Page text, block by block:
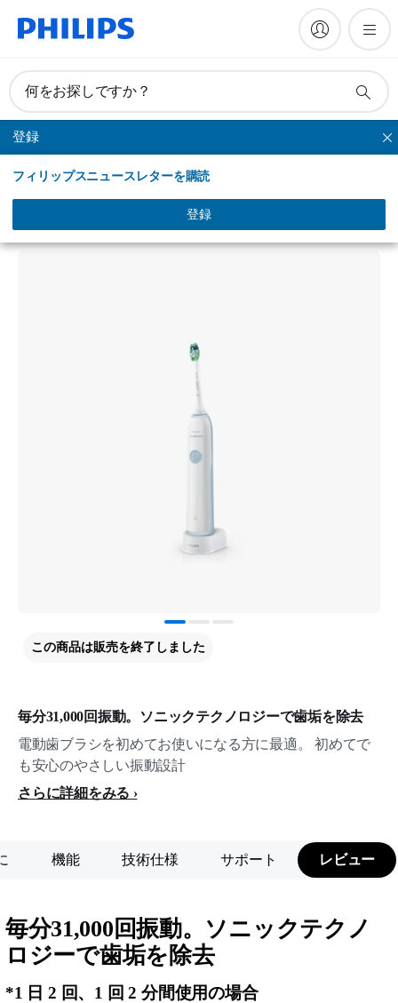
何をお探しですか？
登録
フィリップスニュースレターを購読
登録
クリーンケアー
ソニッケアー クリーンケアー
毎分31,000回振動。ソニックテクノロジーで歯垢を除去
電動歯ブラシを初めてお使いになる方に最適。 初めてで
も安心のやさしい振動設計
さらに詳細をみる
この商品は販売を終了しました
機能 技術仕様 サポート レビュー
毎分31,000回振動。ソニックテクノ
ロジーで歯垢を除去
*1 日 2 回、1 回 2 分間使用の場合